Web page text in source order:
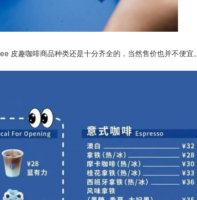
皮趣咖啡商品种类还是十分齐全的，当然售价也并不便宜。